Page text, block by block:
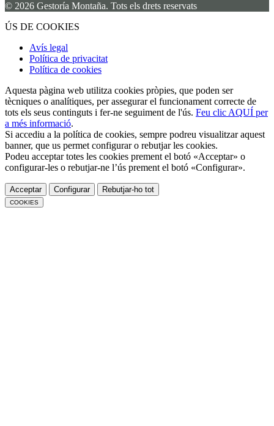
© 2026 Gestoría Montaña. Tots els drets reservats
ÚS DE COOKIES
Avís legal
Política de privacitat
Política de cookies
Aquesta pàgina web utilitza cookies pròpies, que poden ser
tècniques o analítiques, per assegurar el funcionament correcte de
tots els seus continguts i fer-ne seguiment de l'ús. Feu clic AQUÍ per
a més informació.
Si accediu a la política de cookies, sempre podreu visualitzar aquest
banner, que us permet configurar o rebutjar les cookies.
Podeu acceptar totes les cookies prement el botó «Acceptar» o
configurar-les o rebutjar-ne l’ús prement el botó «Configurar».
Acceptar Configurar Rebutjar-ho tot
COOKIES